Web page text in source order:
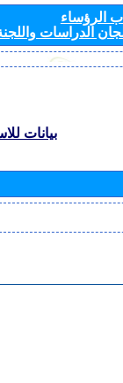
الرؤساء
الدراسات
بيانات